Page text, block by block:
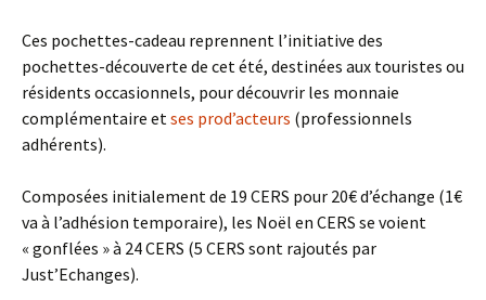
Ces pochettes-cadeau reprennent l’initiative des
pochettes-découverte de cet été, destinées aux touristes ou
résidents occasionnels, pour découvrir les monnaie
complémentaire et ses prod’acteurs (professionnels
adhérents).
Composées initialement de 19 CERS pour 20€ d’échange (1€
va à l’adhésion temporaire), les Noël en CERS se voient
« gonflées » à 24 CERS (5 CERS sont rajoutés par
Just’Echanges).